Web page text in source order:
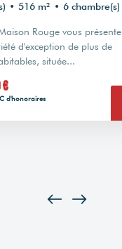
• 516 m² • 6 chambre(s)
Rouge vous présente
d'exception de plus de
située...
€
d'honoraires